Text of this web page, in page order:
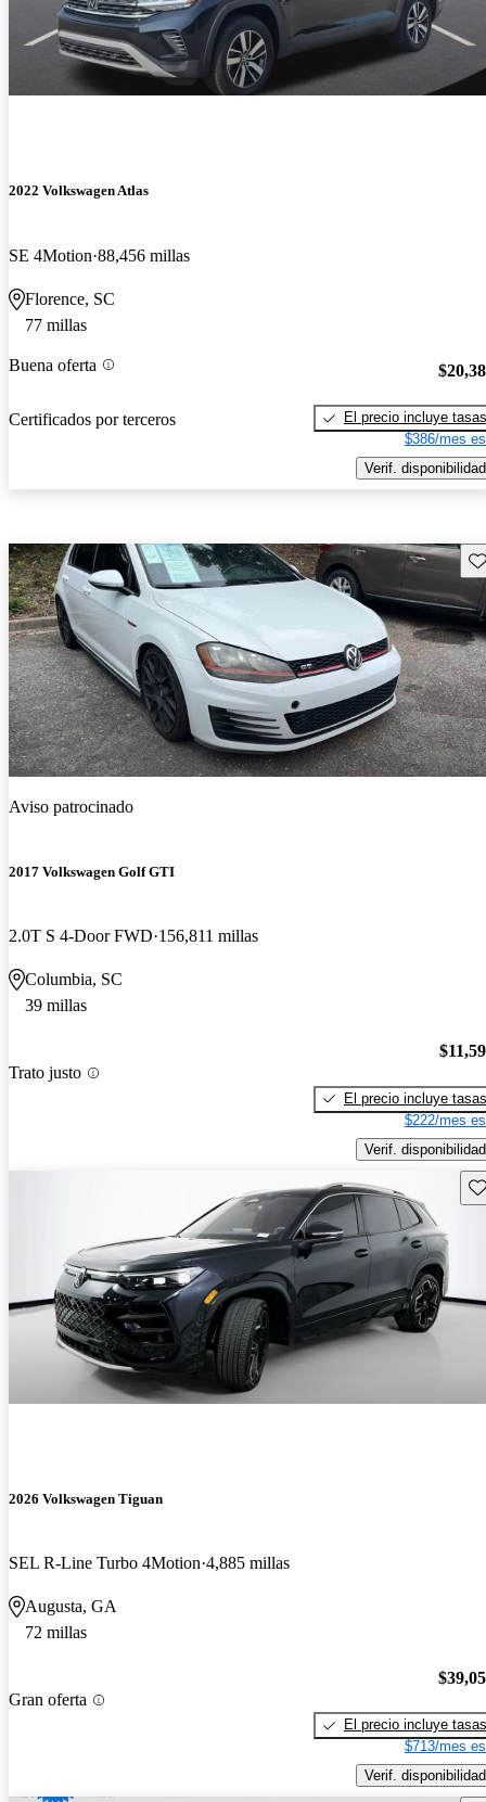
2022 Volkswagen Atlas
SE 4Motion 88,456 millas
Florence, SC
77 millas
Buena oferta
Certificados por terceros
El precio incluye tasas
$386/mes
Verif. disponibilidad
Aviso patrocinado
2017 Volkswagen Golf GTI
2.0T S 4-Door FWD 156,811 millas
Columbia, SC
39 millas
Trato justo
El precio incluye tasas
$222/mes
Verif. disponibilidad
2026 Volkswagen Tiguan
SEL R-Line Turbo 4Motion 4,885 millas
Augusta, GA
72 millas
Gran oferta
El precio incluye tasas
$713/mes
Verif. disponibilidad